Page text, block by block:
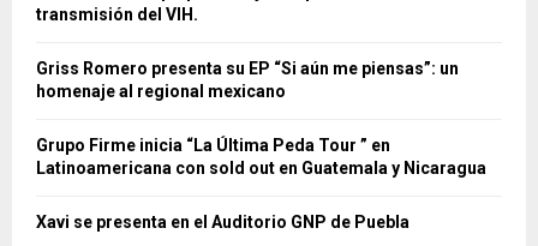
transmisión del VIH.
Griss Romero presenta su EP “Si aún me piensas”: un
homenaje al regional mexicano
Grupo Firme inicia “La Última Peda Tour ” en
Latinoamericana con sold out en Guatemala y Nicaragua
Xavi se presenta en el Auditorio GNP de Puebla